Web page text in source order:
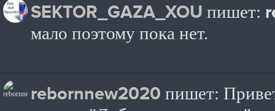
SEKTOR_GAZA_XOU пишет:
мало поэтому пока нет.
rebornnew2020 пишет: